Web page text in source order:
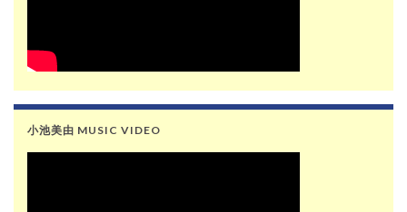
小池美由 MUSIC VIDEO